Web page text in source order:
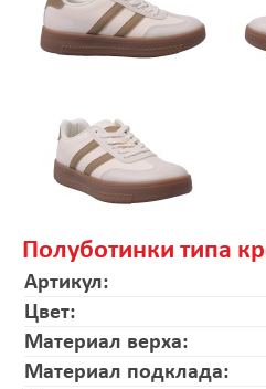
Полуботинки типа
Артикул:
Цвет:
Материал верха:
Материал подклада: